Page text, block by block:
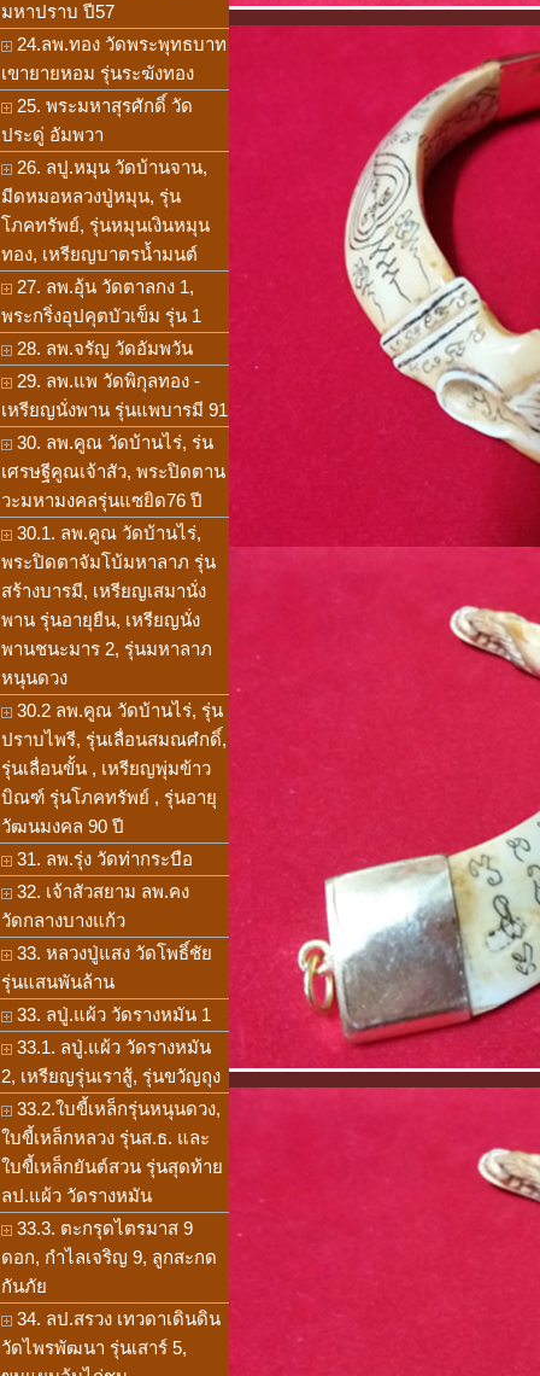
มหาปราบ ปี57
24.ลพ.ทอง วัดพระพุทธบาท
เขายายหอม รุ่นระฆังทอง
25. พระมหาสุรศักดิ์ วัด
ประดู่ อัมพวา
26. ลปู.หมุน วัดบ้านจาน,
มีดหมอหลวงปู่หมุน, รุ่น
โภคทรัพย์, รุ่นหมุนเงินหมุน
ทอง, เหรียญบาตรน้ำมนต์
27. ลพ.อุ้น วัดตาลกง 1,
พระกริ่งอุปคุตบัวเข็ม รุ่น 1
28. ลพ.จรัญ วัดอัมพวัน
29. ลพ.แพ วัดพิกุลทอง -
เหรียญนั่งพาน รุ่นแพบารมี 91
30. ลพ.คูณ วัดบ้านไร่, ร่น
เศรษฐีคูณเจ้าสัว, พระปิดตาน
วะมหามงคลรุ่นแซยิด76 ปี
30.1. ลพ.คูณ วัดบ้านไร่,
พระปิดตาจัมโบ้มหาลาภ รุ่น
สร้างบารมี, เหรียญเสมานั่ง
พาน รุ่นอายุยืน, เหรียญนั่ง
พานชนะมาร 2, รุ่นมหาลาภ
หนุนดวง
30.2 ลพ.คูณ วัดบ้านไร่, รุ่น
ปราบไพรี, รุ่นเลื่อนสมณศํกดิ์,
รุ่นเลื่อนขั้น , เหรียญพุ่มข้าว
บิณฑ์ รุ่นโภคทรัพย์ , รุ่นอายุ
วัฒนมงคล 90 ปี
31. ลพ.รุ่ง วัดท่ากระบือ
32. เจ้าสัวสยาม ลพ.คง
วัดกลางบางแก้ว
33. หลวงปู่แสง วัดโพธิ์ชัย
รุ่นแสนพันล้าน
33. ลปู่.แผ้ว วัดรางหมัน 1
33.1. ลปู่.แผ้ว วัดรางหมัน
2, เหรียญรุ่นเราสู้, รุ่นขวัญถุง
33.2.ใบขี้เหล็กรุ่นหนุนดวง,
ใบขี้เหล็กหลวง รุ่นส.ธ. และ
ใบขี้เหล็กยันต์สวน รุ่นสุดท้าย
ลป.แผ้ว วัดรางหมัน
33.3. ตะกรุดไตรมาส 9
ดอก, กำไลเจริญ 9, ลูกสะกด
กันภัย
34. ลป.สรวง เทวดาเดินดิน
วัดไพรพัฒนา รุ่นเสาร์ 5,